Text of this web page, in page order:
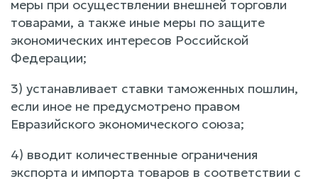
меры при осуществлении внешней торговли
товарами, а также иные меры по защите
экономических интересов Российской
Федерации;
3) устанавливает ставки таможенных пошлин,
если иное не предусмотрено правом
Евразийского экономического союза;
4) вводит количественные ограничения
экспорта и импорта товаров в соответствии с